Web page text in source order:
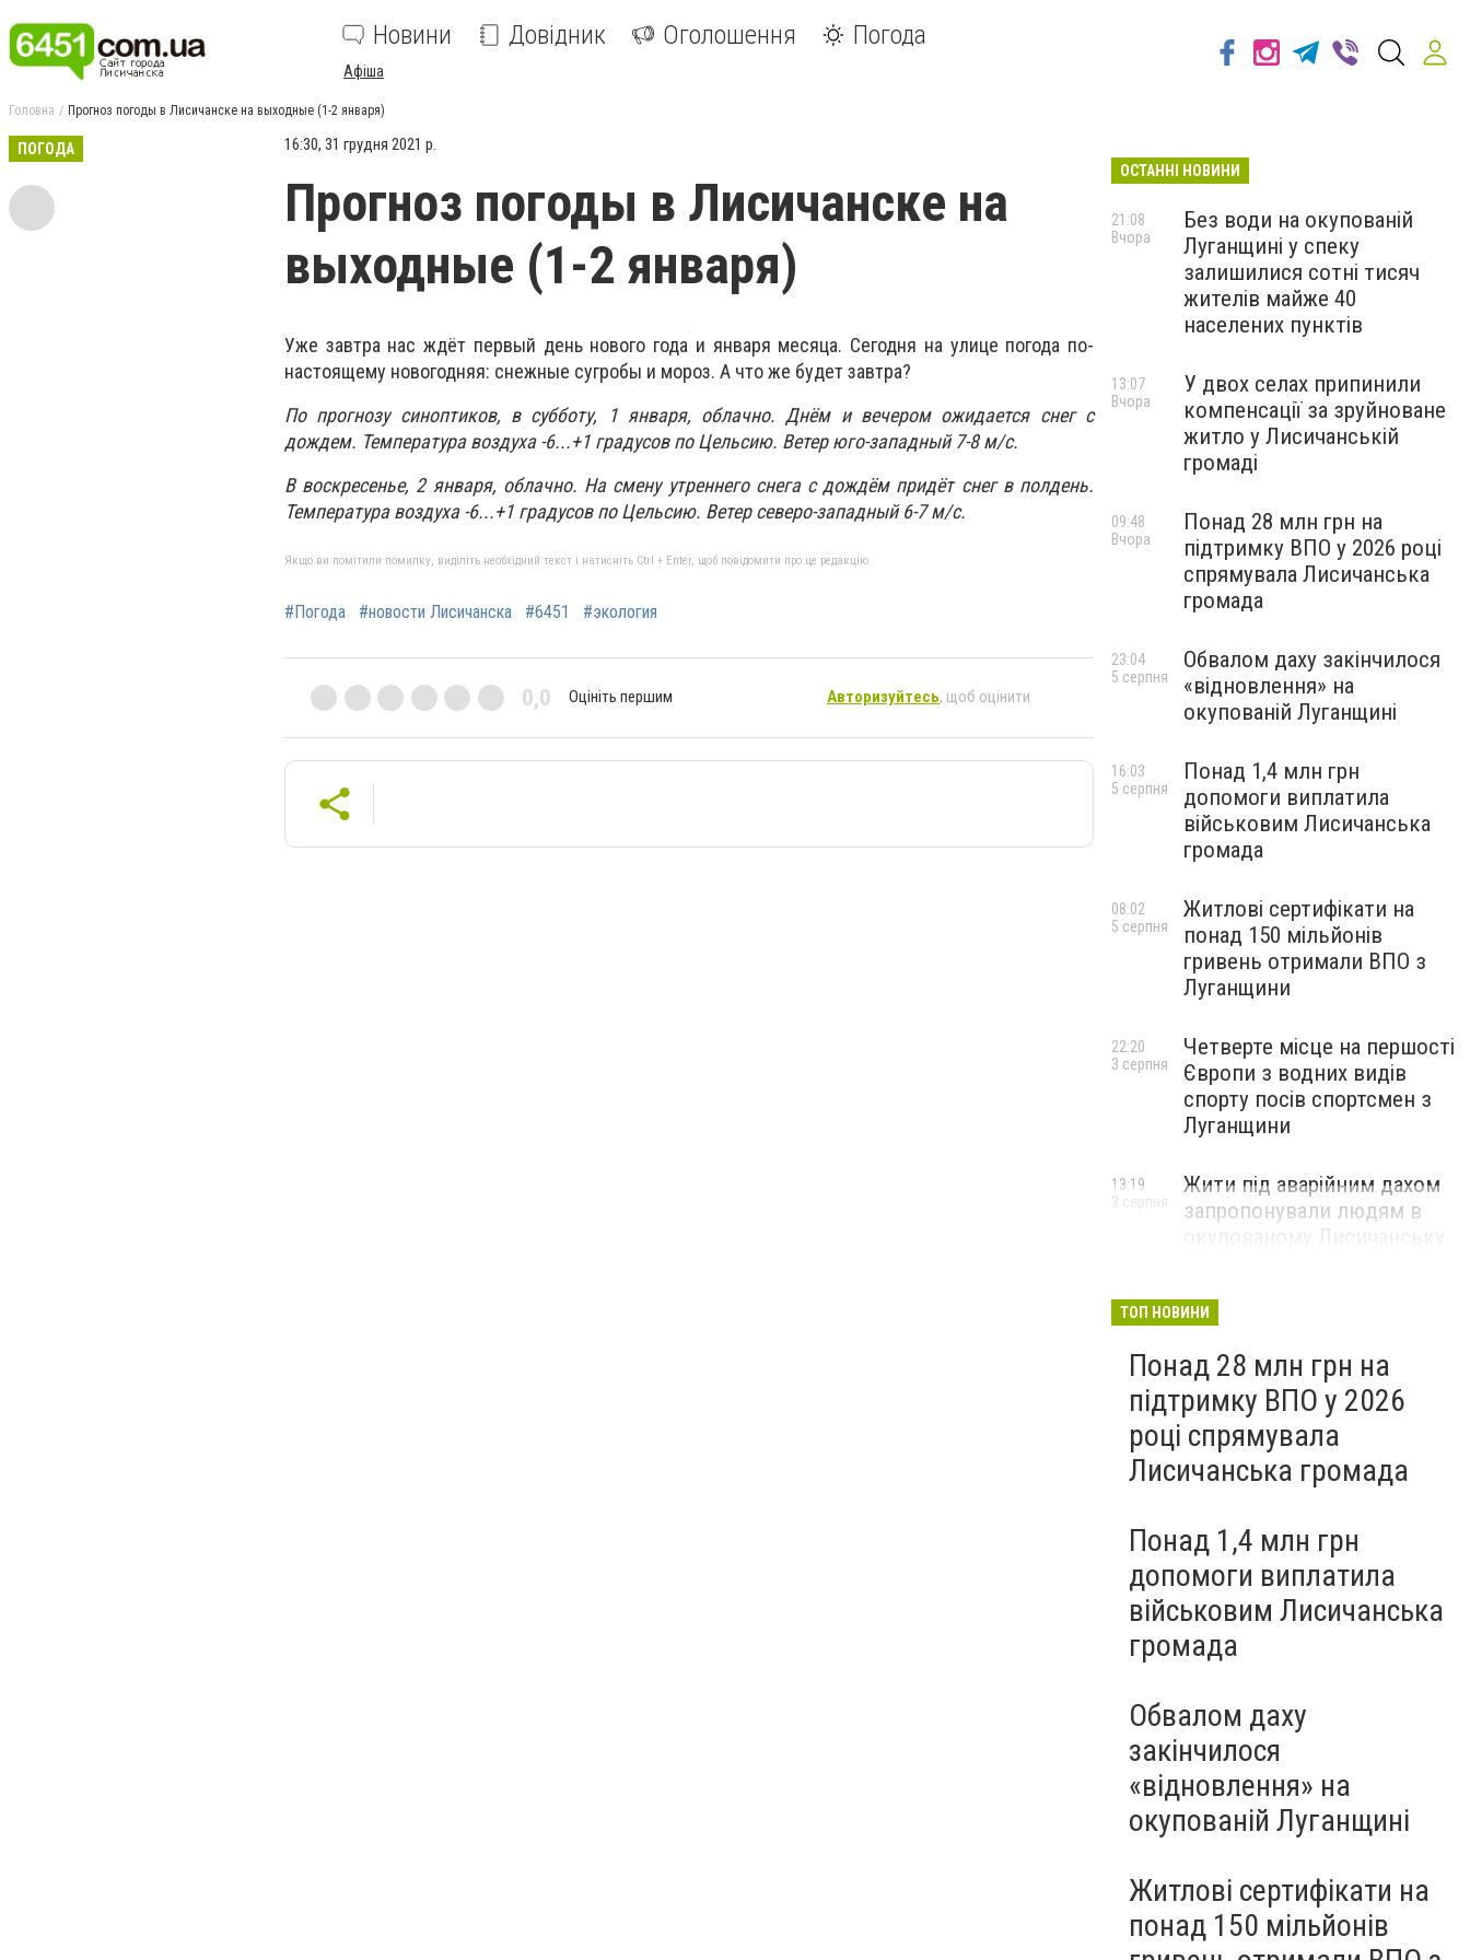
Новини Довідник Оголошення Погода
Афіша
Головна Прогноз погоды в Лисичанске на выходные (1-2 января)
ПОГОДА 16:30, 31 грудня 2021 р.
Прогноз погоды в Лисичанске на
выходные (1-2 января)
Уже завтра нас ждёт первый день нового года и января месяца. Сегодня на улице погода по-
настоящему новогодняя: снежные сугробы и мороз. А что же будет завтра?
По прогнозу синоптиков, в субботу, 1 января, облачно. Днём и вечером ожидается снег с
дождем. Температура воздуха -6...+1 градусов по Цельсию. Ветер юго-западный 7-8 м/с.
В воскресенье, 2 января, облачно. На смену утреннего снега с дождём придёт снег в полдень.
Температура воздуха -6...+1 градусов по Цельсию. Ветер северо-западный 6-7 м/с.
Якщо ви помітили помилку, виділіть необхідний текст і натисніть Ctrl + Enter, щоб повідомити про це редакцію
#Погода #новости Лисичанска #6451 #экология
0,0 Оцініть першим Авторизуйтесь, щоб оцінити
ОСТАННІ НОВИНИ
Без води на окупованій
Луганщині у спеку
залишилися сотні тисяч
жителів майже 40
населених пунктів
21:08
Вчора
У двох селах припинили
компенсації за зруйноване
житло у Лисичанській
громаді
13:07
Вчора
Понад 28 млн грн на
підтримку ВПО у 2026 році
спрямувала Лисичанська
громада
09:48
Вчора
Обвалом даху закінчилося
«відновлення» на
окупованій Луганщині
23:04
5 серпня
Понад 1,4 млн грн
допомоги виплатила
військовим Лисичанська
громада
16:03
5 серпня
Житлові сертифікати на
понад 150 мільйонів
гривень отримали ВПО з
Луганщини
08:02
5 серпня
Четверте місце на першості
Європи з водних видів
спорту посів спортсмен з
Луганщини
22:20
3 серпня
Жити під аварійним дахом
запропонували людям в
окупованому Лисичанську
13:19
3 серпня
ТОП НОВИНИ
Понад 28 млн грн на
підтримку ВПО у 2026
році спрямувала
Лисичанська громада
Понад 1,4 млн грн
допомоги виплатила
військовим Лисичанська
громада
Обвалом даху
закінчилося
«відновлення» на
окупованій Луганщині
Житлові сертифікати на
понад 150 мільйонів